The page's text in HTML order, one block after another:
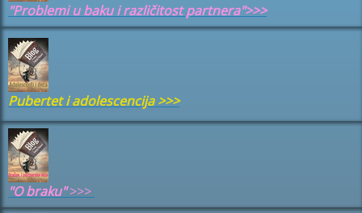
"Problemi u baku i različitost partnera">>>
Pubertet i adolescencija>>>
"O braku">>>